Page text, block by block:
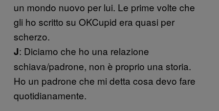
un mondo nuovo per lui. Le prime volte che
gli ho scritto su OKCupid era quasi per
scherzo.
J: Diciamo che ho una relazione
schiava/padrone, non è proprio una storia.
Ho un padrone che mi detta cosa devo fare
quotidianamente.